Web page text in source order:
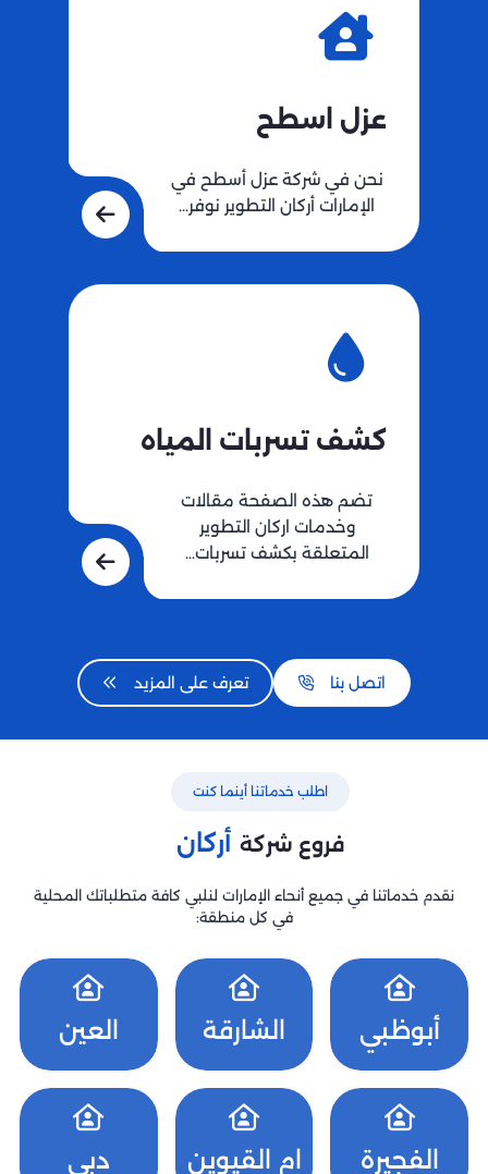
عزل اسطح
نحن في شركة عزل أسطح في
الإمارات أركان التطوير نوفر…
كشف تسربات المياه
تضم هذه الصفحة مقالات
وخدمات اركان التطوير
المتعلقة بكشف تسربات…
اتصل بنا تعرف على المزيد
اطلب خدماتنا أينما كنت
فروع شركة أركان
نقدم خدماتنا في جميع أنحاء الإمارات لنلبي كافة متطلباتك المحلية
في كل منطقة:
أبوظبي الشارقة العين
الفجيرة ام القيوين دبي